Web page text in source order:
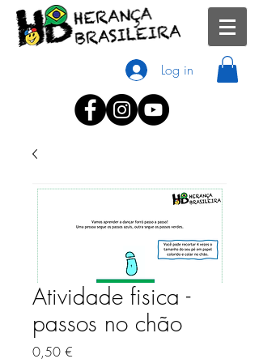
Log in
Atividade fisica -
passos no chão
0,50 €